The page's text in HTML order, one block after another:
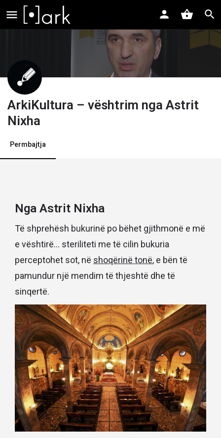
ArkiKultura – vështrim nga Astrit
Nixha
Permbajtja
Nga Astrit Nixha
Të shprehësh bukurinë po bëhet gjithmonë e më
e vështirë… steriliteti me të cilin bukuria
perceptohet sot, në shoqërinë tonë, e bën të
pamundur një mendim të thjeshtë dhe të
sinqertë.